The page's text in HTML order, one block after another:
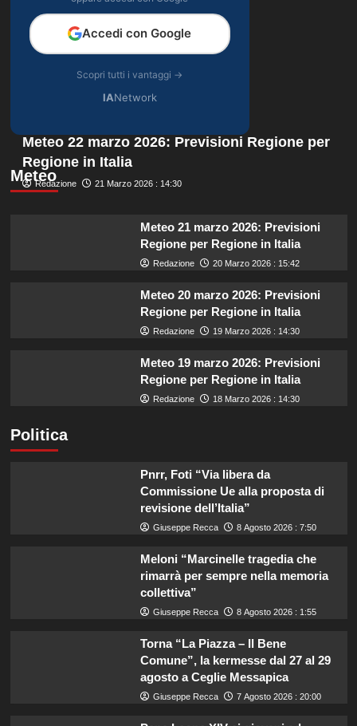
Accedi con Google
Scopri tutti i vantaggi →
IANetwork
Meteo
Meteo 22 marzo 2026: Previsioni Regione per
Regione in Italia
Redazione 21 Marzo 2026 : 14:30
Meteo 21 marzo 2026: Previsioni
Regione per Regione in Italia
Redazione 20 Marzo 2026 : 15:42
Meteo 20 marzo 2026: Previsioni
Regione per Regione in Italia
Redazione 19 Marzo 2026 : 14:30
Meteo 19 marzo 2026: Previsioni
Regione per Regione in Italia
Redazione 18 Marzo 2026 : 14:30
Politica
Pnrr, Foti “Via libera da
Commissione Ue alla proposta di
revisione dell’Italia”
Giuseppe Recca 8 Agosto 2026 : 7:50
Meloni “Marcinelle tragedia che
rimarrà per sempre nella memoria
collettiva”
Giuseppe Recca 8 Agosto 2026 : 1:55
Torna “La Piazza – Il Bene
Comune”, la kermesse dal 27 al 29
agosto a Ceglie Messapica
Giuseppe Recca 7 Agosto 2026 : 20:00